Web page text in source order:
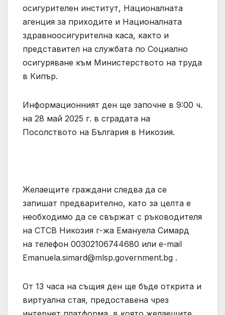
осигурителен институт, Националната
агенция за приходите и Националната
здравноосигурителна каса, както и
представител на службата по Социално
осигуряване към Министерството на труда
в Кипър.
Информационният ден ще започне в 9:00 ч.
на 28 май 2025 г. в сградата на
Посолството на България в Никозия.
Желаещите граждани следва да се
запишат предварително, като за целта е
необходимо да се свържат с ръководителя
на СТСВ Никозия г-жа Емануела Симард
на телефон 00302106744680 или e-mail
Emanuela.simard@mlsp.government.bg .
От 13 часа на същия ден ще бъде открита и
виртуална стая, предоставена чрез